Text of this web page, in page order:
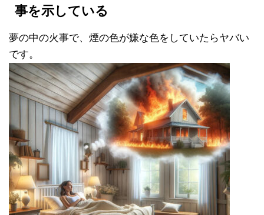
事を示している
夢の中の火事で、煙の色が嫌な色をしていたらヤバい
です。